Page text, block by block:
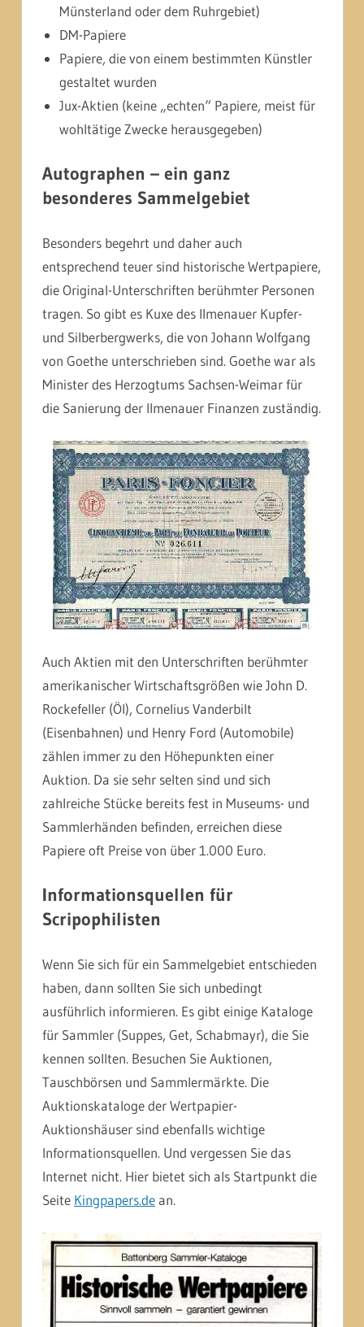
Münsterland oder dem Ruhrgebiet)
DM-Papiere
Papiere, die von einem bestimmten Künstler
gestaltet wurden
Jux-Aktien (keine „echten“ Papiere, meist für
wohltätige Zwecke herausgegeben)
Autographen – ein ganz
besonderes Sammelgebiet
Besonders begehrt und daher auch
entsprechend teuer sind historische Wertpapiere,
die Original-Unterschriften berühmter Personen
tragen. So gibt es Kuxe des Ilmenauer Kupfer-
und Silberbergwerks, die von Johann Wolfgang
von Goethe unterschrieben sind. Goethe war als
Minister des Herzogtums Sachsen-Weimar für
die Sanierung der Ilmenauer Finanzen zuständig.
Auch Aktien mit den Unterschriften berühmter
amerikanischer Wirtschaftsgrößen wie John D.
Rockefeller (Öl), Cornelius Vanderbilt
(Eisenbahnen) und Henry Ford (Automobile)
zählen immer zu den Höhepunkten einer
Auktion. Da sie sehr selten sind und sich
zahlreiche Stücke bereits fest in Museums- und
Sammlerhänden befinden, erreichen diese
Papiere oft Preise von über 1.000 Euro.
Informationsquellen für
Scripophilisten
Wenn Sie sich für ein Sammelgebiet entschieden
haben, dann sollten Sie sich unbedingt
ausführlich informieren. Es gibt einige Kataloge
für Sammler (Suppes, Get, Schabmayr), die Sie
kennen sollten. Besuchen Sie Auktionen,
Tauschbörsen und Sammlermärkte. Die
Auktionskataloge der Wertpapier-
Auktionshäuser sind ebenfalls wichtige
Informationsquellen. Und vergessen Sie das
Internet nicht. Hier bietet sich als Startpunkt die
Seite Kingpapers.dean.